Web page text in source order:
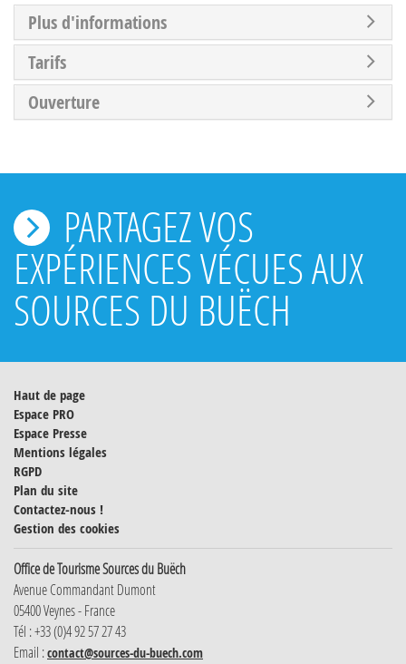
Plus d'informations
Tarifs
Ouverture
PARTAGEZ VOS
EXPÉRIENCES VÉCUES AUX
SOURCES DU BUËCH
Haut de page
Espace PRO
Espace Presse
Mentions légales
RGPD
Plan du site
Contactez-nous !
Gestion des cookies
Office de Tourisme Sources du Buëch
Avenue Commandant Dumont
05400 Veynes - France
Tél : +33 (0)4 92 57 27 43
Email :contact@sources-du-buech.com